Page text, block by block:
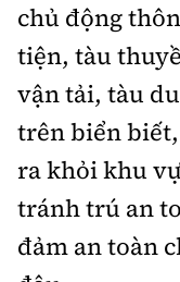
chủ động
tiện, tàu
vận tải, tàu
trên biển
ra khỏi khu
tránh trú an
đảm an toàn